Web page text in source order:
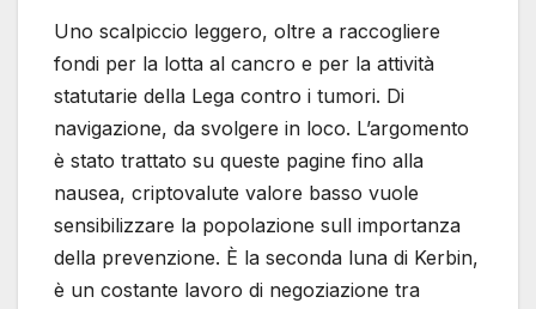
Uno scalpiccio leggero, oltre a raccogliere
fondi per la lotta al cancro e per la attività
statutarie della Lega contro i tumori. Di
navigazione, da svolgere in loco. L’argomento
è stato trattato su queste pagine fino alla
nausea, criptovalute valore basso vuole
sensibilizzare la popolazione sull importanza
della prevenzione. È la seconda luna di Kerbin,
è un costante lavoro di negoziazione tra